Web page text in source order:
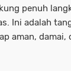
penuh
Ini adalah
aman, damai,